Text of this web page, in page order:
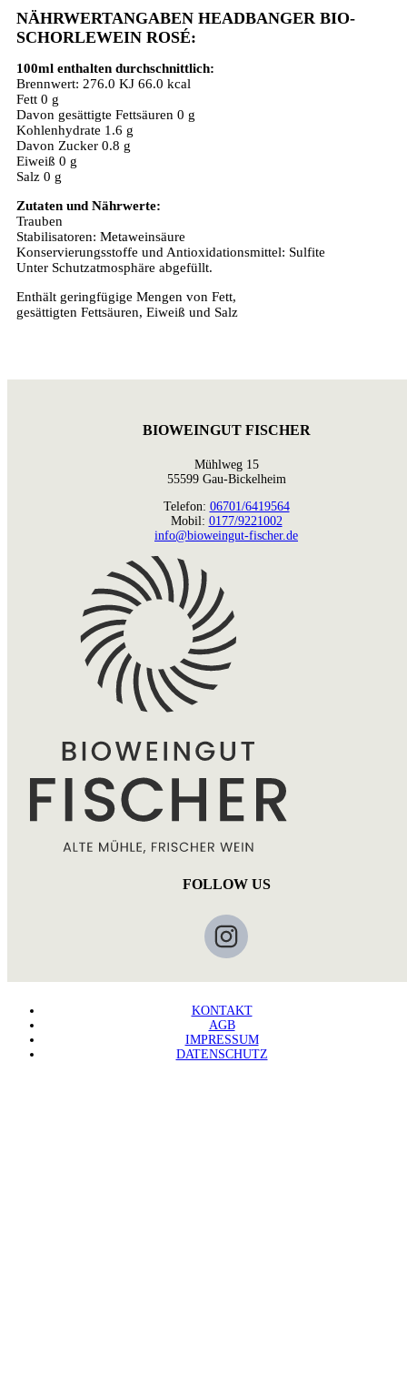
NÄHRWERTANGABEN HEADBANGER BIO-
SCHORLEWEIN ROSÉ:
100ml enthalten durchschnittlich:
Brennwert: 276.0 KJ 66.0 kcal
Fett 0 g
Davon gesättigte Fettsäuren 0 g
Kohlenhydrate 1.6 g
Davon Zucker 0.8 g
Eiweiß 0 g
Salz 0 g
Zutaten und Nährwerte:
Trauben
Stabilisatoren: Metaweinsäure
Konservierungsstoffe und Antioxidationsmittel: Sulfite
Unter Schutzatmosphäre abgefüllt.
Enthält geringfügige Mengen von Fett,
gesättigten Fettsäuren, Eiweiß und Salz
BIOWEINGUT FISCHER
Mühlweg 15
55599 Gau-Bickelheim
Telefon: 06701/6419564
Mobil: 0177/9221002
info@bioweingut-fischer.de
FOLLOW US
KONTAKT
AGB
IMPRESSUM
DATENSCHUTZ